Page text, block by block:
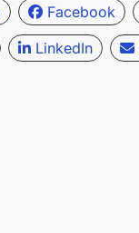
Facebook
LinkedIn